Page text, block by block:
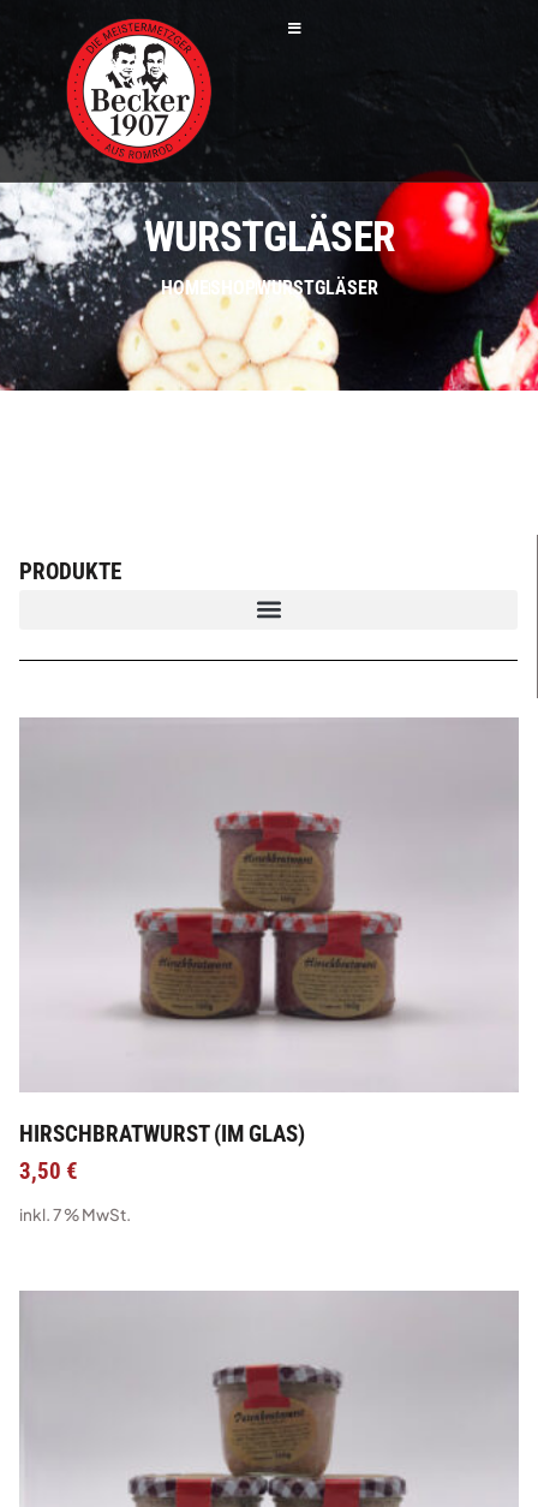
WURSTGLÄSER
HOME SHOP WURSTGLÄSER
PRODUKTE
HIRSCHBRATWURST (IM GLAS)
3,50 €
inkl. 7 % MwSt.